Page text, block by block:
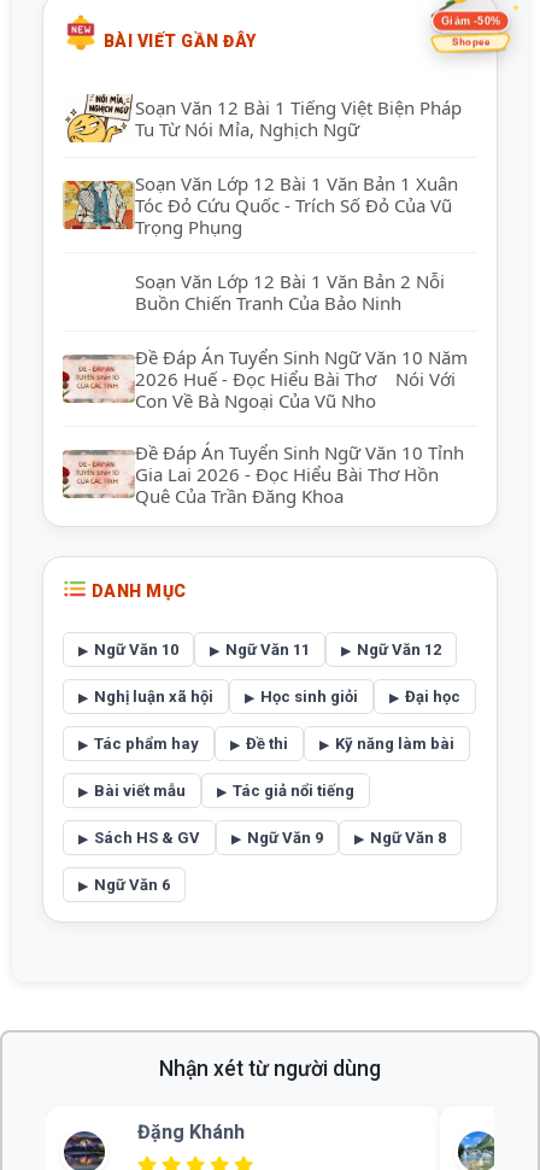
BÀI VIẾT GẦN ĐÂY
Soạn Văn 12 Bài 1 Tiếng Việt Biện Pháp
Tu Từ Nói Mỉa, Nghịch Ngữ
Soạn Văn Lớp 12 Bài 1 Văn Bản 1 Xuân
Tóc Đỏ Cứu Quốc - Trích Số Đỏ Của Vũ
Trọng Phụng
Soạn Văn Lớp 12 Bài 1 Văn Bản 2 Nỗi
Buồn Chiến Tranh Của Bảo Ninh
Đề Đáp Án Tuyển Sinh Ngữ Văn 10 Năm
2026 Huế - Đọc Hiểu Bài Thơ Nói Với
Con Về Bà Ngoại Của Vũ Nho
Đề Đáp Án Tuyển Sinh Ngữ Văn 10 Tỉnh
Gia Lai 2026 - Đọc Hiểu Bài Thơ Hồn
Quê Của Trần Đăng Khoa
DANH MỤC
Ngữ Văn 10 Ngữ Văn 11 Ngữ Văn 12
Nghị luận xã hội Học sinh giỏi Đại học
Tác phẩm hay Đề thi Kỹ năng làm bài
Bài viết mẫu Tác giả nổi tiếng
Sách HS & GV Ngữ Văn 9 Ngữ Văn 8
Ngữ Văn 6
Nhận xét từ người dùng
Bùi Thu
Giảm -50%
Shopee